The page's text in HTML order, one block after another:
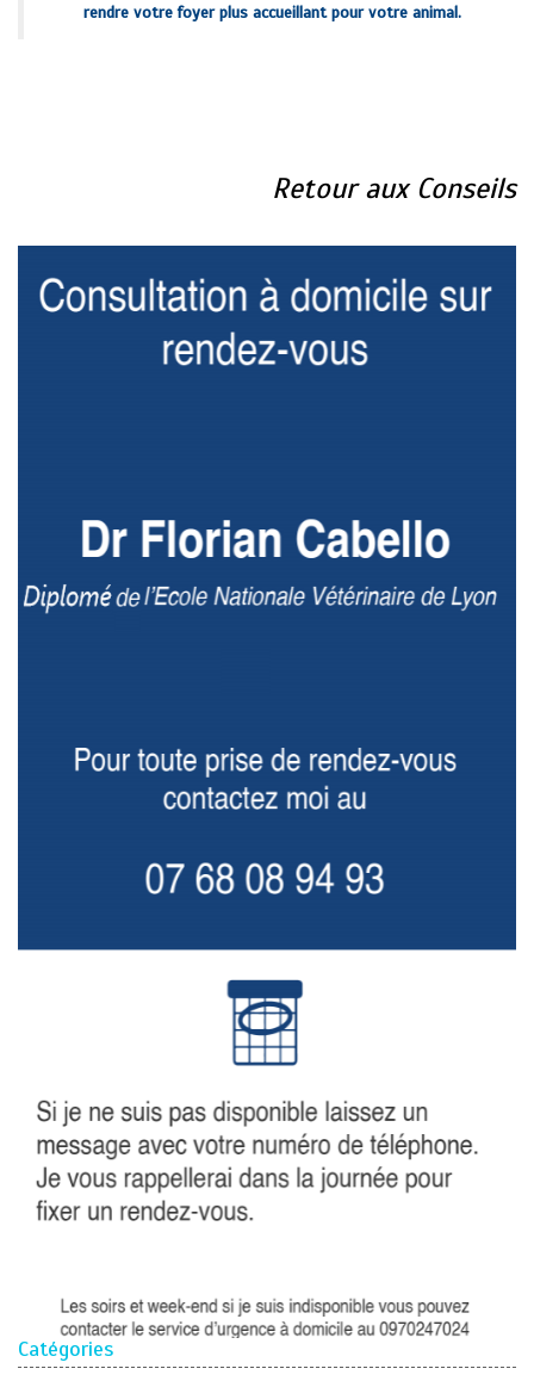
rendre votre foyer plus accueillant pour votre animal.
Retour aux Conseils
Catégories